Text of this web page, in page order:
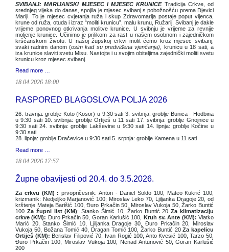
SVIBANJ: MARIJANSKI MJESEC I MJESEC KRUNICE Tradicija Crkve, od
srednjeg vijeka do danas, spojila je mjesec svibanj s pobožnošću prema Djevici
Mariji. To je mjesec cvjetanja ruža i skup Zdravomarija postaje poput vijenca,
krune od ruža, otuda i izraz “moliti krunicu”, malu krunu, Ružarij. Svibanj je dakle
vrijeme ponovnog otkrivanja molitve krunice. U svibnju je vrijeme za revnije
moljenje krunice. Učinimo je prilikom za rast u našem osobnom i zajedničkom
kršćanskom životu. U našoj župskoj crkvi molit ćemo kroz mjesec svibanj,
svaki radnim danom (osim kad su predviđena vjenčanja), krunicu u 18 sati, a
iza krunice slaviti svetu Misu. Nastojte i u svojim obiteljima zajednički moliti svetu
krunicu kroz mjesec svibanj.
Read more …
18.04.2026 18:00
RASPORED BLAGOSLOVA POLJA 2026
26. travnja: groblje Koto (Kosor) u 9:30 sati 3. svibnja: groblje Bunica - Hodbina
u 9:30 sati 10. svibnja: groblje Ortiješ u 11 sati 17. svibnja: groblje Gnojnice u
9:30 sati 24. svibnja: groblje Lakševine u 9:30 sati 14. lipnja: groblje Kočine u
9:30 sati
28. lipnja: groblje Dračevice u 9:30 sati 5. srpnja: groblje Kamena u 11 sati
Read more …
18.04.2026 17:57
Župne obavijesti od 20.4. do 3.5.2026.
Za crkvu (KM) : prvopričesnik: Anton - Daniel Soldo 100, Mateo Kukrić 100;
krizmanik: Nedjeljko Marjanović 100; Miroslav Leko 70, Ljiljanka Dragoje 20, od
krštenje Mateja Barišić 100, Đuro Prkačin 50, Miroslav Vukoja 50, Žarko Buntić
100 Za župni list (KM): Stanko Šimić 10, Žarko Buntić 20Za klimatizaciju
crkve (KM): Đuro Prkačin 50, Goran Karlušić 100, Kruh sv. Ante (KM):Vlatko
Marić 20, Stanko Šimić 10, Ljiljanka Dragoje 30, Đuro Prkačin 20, Miroslav
Vukoja 50, Božana Tomić 40, Dragan Tomić 100, Žarko Buntić 20Za kapelicu
Ortiješ (KM): Berislav Filipović 70, Ivan Rogić 100, Anto Kvesić 100, Tarzo 50,
Đuro Prkačin 100, Miroslav Vukoja 100, Nenad Antunović 50, Goran Karlušić
200